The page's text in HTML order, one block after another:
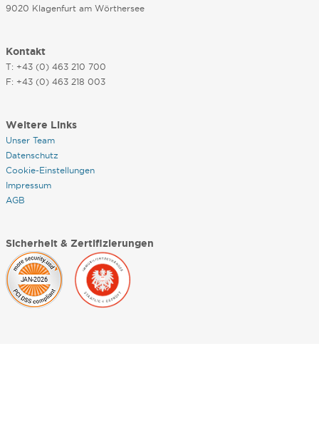
9020 Klagenfurt am Wörthersee
Kontakt
T: +43 (0) 463 210 700
F: +43 (0) 463 218 003
Weitere Links
Unser Team
Datenschutz
Cookie-Einstellungen
Impressum
AGB
Sicherheit & Zertifizierungen